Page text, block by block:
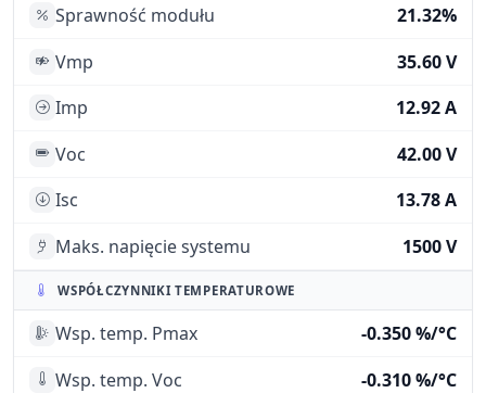
Sprawność modułu
21.32%
Vmp
35.60 V
Imp
12.92 A
Voc
42.00 V
Isc
13.78 A
Maks. napięcie systemu
1500 V
WSPÓŁCZYNNIKI TEMPERATUROWE
Wsp. temp. Pmax
-0.350 %/°C
Wsp. temp. Voc
-0.310 %/°C